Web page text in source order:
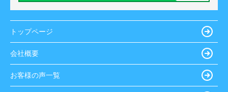
トップページ
会社概要
お客様の声一覧